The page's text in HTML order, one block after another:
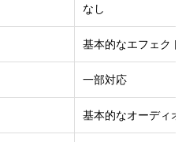
なし
基本的なエフェク
一部対応
基本的なオーディ